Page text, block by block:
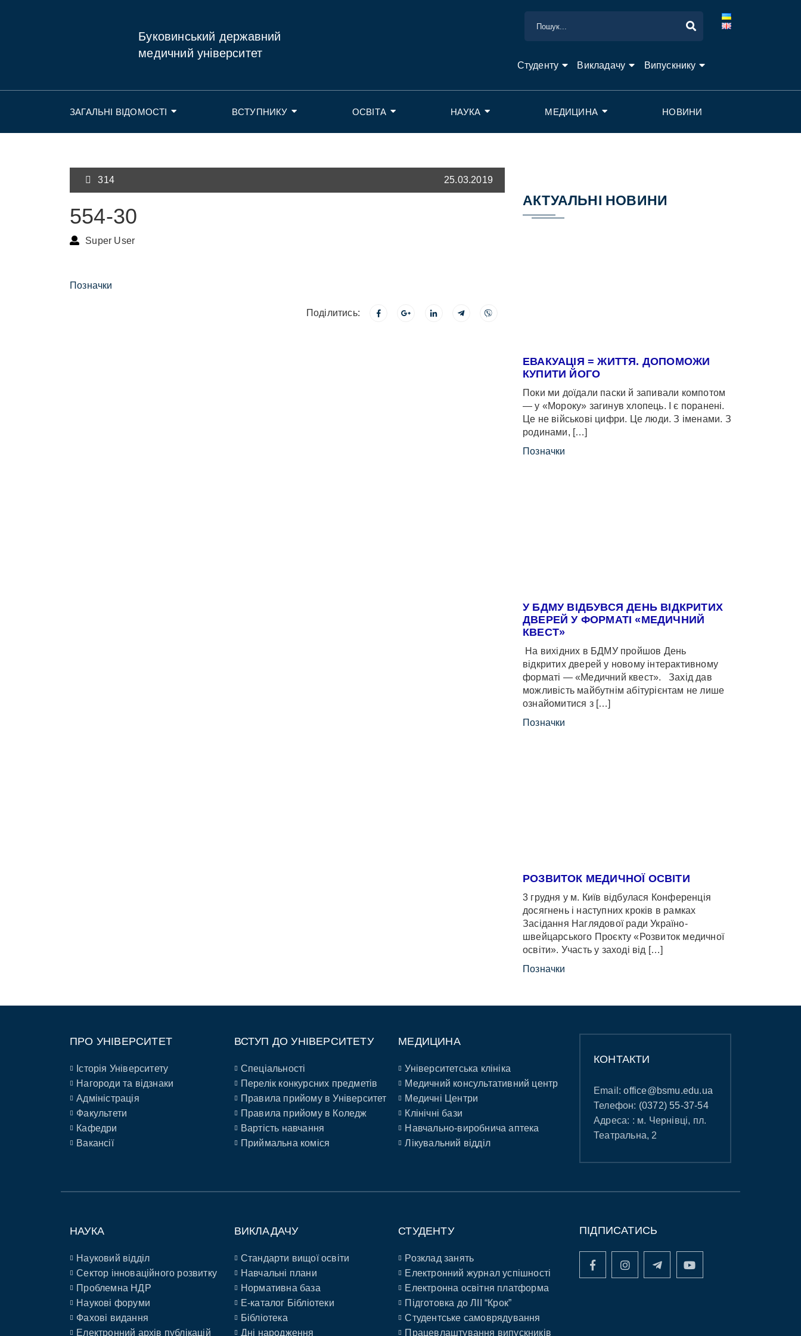
Буковинський державний
медичний університет
Студенту Викладачу Випускнику
ЗАГАЛЬНІ ВІДОМОСТІ ВСТУПНИКУ ОСВІТА НАУКА МЕДИЦИНА НОВИНИ
314 25.03.2019
554-30
Super User
Позначки
Поділитись:
АКТУАЛЬНІ НОВИНИ
ЕВАКУАЦІЯ = ЖИТТЯ. ДОПОМОЖИ
КУПИТИ ЙОГО
Поки ми доїдали паски й запивали компотом
— у «Мороку» загинув хлопець. І є поранені.
Це не військові цифри. Це люди. З іменами. З
родинами, […]
Позначки
У БДМУ ВІДБУВСЯ ДЕНЬ ВІДКРИТИХ
ДВЕРЕЙ У ФОРМАТІ «МЕДИЧНИЙ
КВЕСТ»
На вихідних в БДМУ пройшов День
відкритих дверей у новому інтерактивному
форматі — «Медичний квест». Захід дав
можливість майбутнім абітурієнтам не лише
ознайомитися з […]
Позначки
РОЗВИТОК МЕДИЧНОЇ ОСВІТИ
3 грудня у м. Київ відбулася Конференція
досягнень і наступних кроків в рамках
Засідання Наглядової ради Україно-
швейцарського Проєкту «Розвиток медичної
освіти». Участь у заході від […]
Позначки
ПРО УНІВЕРСИТЕТ
Історія Університету
Нагороди та відзнаки
Адміністрація
Факультети
Кафедри
Вакансії
ВСТУП ДО УНІВЕРСИТЕТУ
Спеціальності
Перелік конкурсних предметів
Правила прийому в Університет
Правила прийому в Коледж
Вартість навчання
Приймальна коміся
МЕДИЦИНА
Університетська клініка
Медичний консультативний центр
Медичні Центри
Клінічні бази
Навчально-виробнича аптека
Лікувальний відділ
КОНТАКТИ
Email:office@bsmu.edu.ua
Телефон: (0372) 55-37-54
Адреса: : м. Чернівці, пл.
Театральна, 2
НАУКА
Науковий відділ
Сектор інноваційного розвитку
Проблемна НДР
Наукові форуми
Фахові видання
Електронний архів публікацій
ВИКЛАДАЧУ
Стандарти вищої освіти
Навчальні плани
Нормативна база
E-каталог Бібліотеки
Бібліотека
Дні народження
СТУДЕНТУ
Розклад занять
Електронний журнал успішності
Електронна освітня платформа
Підготовка до ЛІІ “Крок”
Студентське самоврядування
Працевлаштування випускників
ПІДПИСАТИСЬ